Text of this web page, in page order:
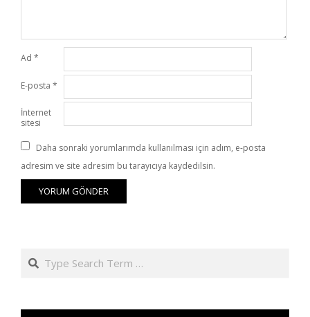
Ad *
E-posta *
İnternet
sitesi
Daha sonraki yorumlarımda kullanılması için adım, e-posta
adresim ve site adresim bu tarayıcıya kaydedilsin.
Search